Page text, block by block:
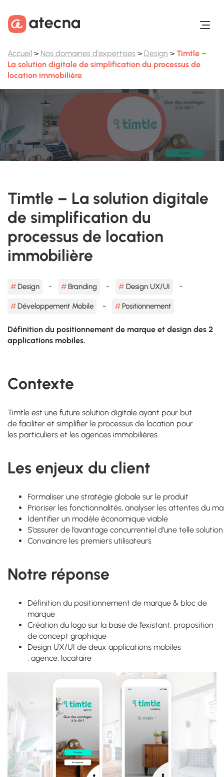
Accueil > Nos domaines d'expertises > Design > Timtle –
La solution digitale de simplification du processus de
location immobilière
Timtle – La solution digitale
de simplification du
processus de location
immobilière
Design Branding Design UX/UI
Développement Mobile Positionnement
Définition du positionnement de marque et design des 2
applications mobiles.
Contexte
Timtle est une future solution digitale ayant pour but
de faciliter et simplifier le processus de location pour
les particuliers et les agences immobilières.
Les enjeux du client
Formaliser une stratégie globale sur le produit​
Prioriser les fonctionnalités, analyser les attentes du
Identifier un modèle économique viable​
S’assurer de l’avantage concurrentiel d’une telle solution​
Convaincre les premiers utilisateurs
Notre réponse
Définition du positionnement de marque & bloc de
marque​
Création du logo sur la base de l’existant, proposition
de concept graphique​
Design UX/UI de deux applications mobiles
: agence, locataire